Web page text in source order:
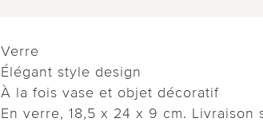
Verre
Élégant style design
À la fois vase et objet décoratif
En verre, 18,5 x 24 x 9 cm. Livraison